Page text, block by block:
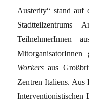
Austerity“ stand auf
TeilnehmerInnen
Workersaus
Zentren Italiens. Aus